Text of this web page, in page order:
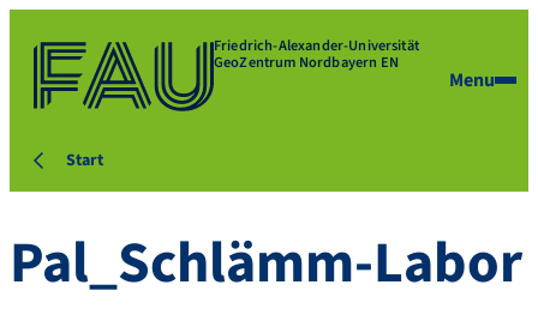
Friedrich-Alexander-Universität
GeoZentrum Nordbayern EN
Menu
Start
Pal_Schlämm-Labor